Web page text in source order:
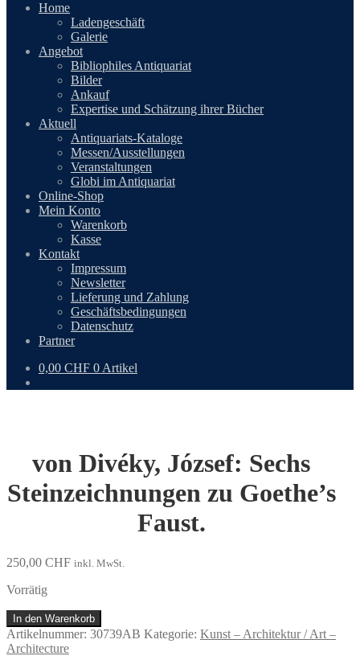
Home
Ladengeschäft
Galerie
Angebot
Bibliophiles Antiquariat
Bilder
Ankauf
Expertise und Schätzung ihrer Bücher
Aktuell
Antiquariats-Kataloge
Messen/Ausstellungen
Veranstaltungen
Globi im Antiquariat
Online-Shop
Mein Konto
Warenkorb
Kasse
Kontakt
Impressum
Newsletter
Lieferung und Zahlung
Geschäftsbedingungen
Datenschutz
Partner
0,00 CHF 0 Artikel
von Divéky, József: Sechs
Steinzeichnungen zu Goethe’s
Faust.
250,00 CHF inkl. MwSt.
Vorrätig
von
Divéky,
József:
In den Warenkorb
Artikelnummer: 30739AB Kategorie: Kunst – Architektur / Art –
Architecture